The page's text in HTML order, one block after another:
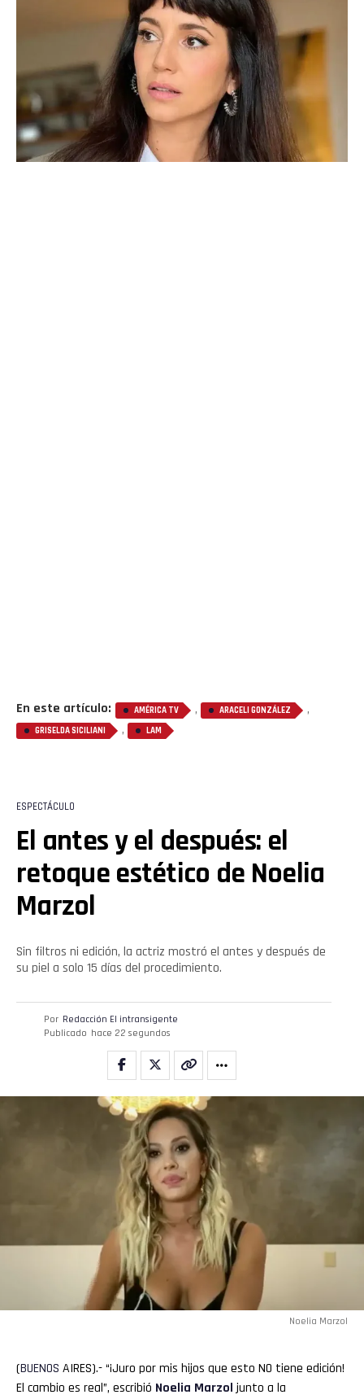
En este artículo: AMÉRICA TV , ARACELI GONZÁLEZ ,
GRISELDA SICILIANI , LAM
ESPECTÁCULO
El antes y el después: el
retoque estético de Noelia
Marzol
Sin filtros ni edición, la actriz mostró el antes y después de
su piel a solo 15 días del procedimiento.
Por Redacción El intransigente
Publicado hace 22 segundos
Noelia Marzol
(BUENOS AIRES).- “¡Juro por mis hijos que esto NO tiene edición!
El cambio es real”, escribió Noelia Marzol junto a la
Pinterest
Email